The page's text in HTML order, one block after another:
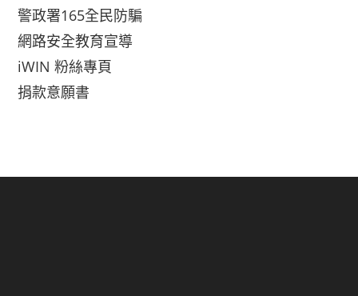
警政署165全民防騙
網路安全教育宣導
iWIN 粉絲專頁
捐款意願書